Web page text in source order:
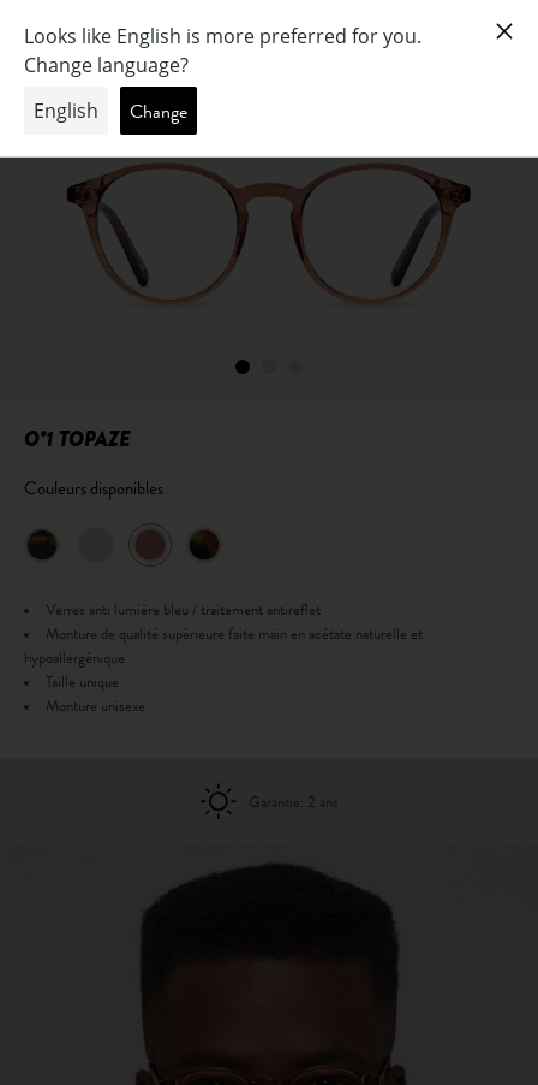
O°1 TOPAZE
Couleurs disponibles
Verres anti lumière bleu / traitement antireflet
Monture de qualité supérieure faite main en acétate naturelle et
hypoallergénique
Taille unique
Monture unisexe
Garantie: 2 ans